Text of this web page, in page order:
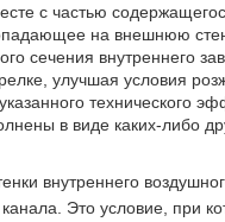
с частью
на внешнюю
сечения внутреннего
улучшая условия
технического
в виде каких-либо
внутреннего
канала. Это условие,